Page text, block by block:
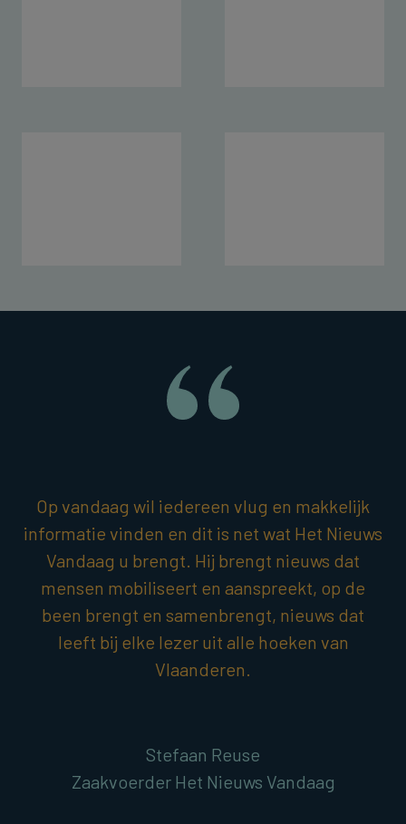
Op vandaag wil iedereen vlug en makkelijk
informatie vinden en dit is net wat Het Nieuws
Vandaag u brengt. Hij brengt nieuws dat
mensen mobiliseert en aanspreekt, op de
been brengt en samenbrengt, nieuws dat
leeft bij elke lezer uit alle hoeken van
Vlaanderen.
Stefaan Reuse
Zaakvoerder Het Nieuws Vandaag